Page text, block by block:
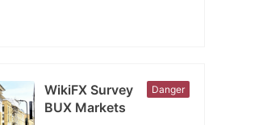
WikiFX Survey
BUX Markets
Danger